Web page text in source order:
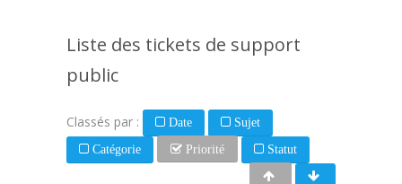
Liste des tickets de support
public
Classés par : Date Sujet
Catégorie Priorité Statut